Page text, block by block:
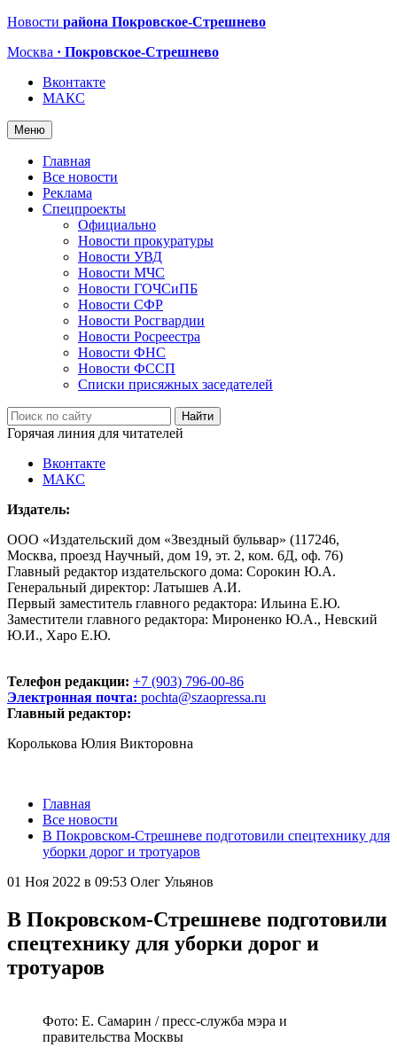
Новости района Покровское-Стрешнево
Москва · Покровское-Стрешнево
Вконтакте
МАКС
Меню
Главная
Все новости
Реклама
Спецпроекты
Официально
Новости прокуратуры
Новости УВД
Новости МЧС
Новости ГОЧСиПБ
Новости СФР
Новости Росгвардии
Новости Росреестра
Новости ФНС
Новости ФССП
Списки присяжных заседателей
Горячая линия для читателей
Вконтакте
МАКС
Издатель:
ООО «Издательский дом «Звездный бульвар» (117246,
Москва, проезд Научный, дом 19, эт. 2, ком. 6Д, оф. 76)
Главный редактор издательского дома: Сорокин Ю.А.
Генеральный директор: Латышев А.И.
Первый заместитель главного редактора: Ильина Е.Ю.
Заместители главного редактора: Мироненко Ю.А., Невский
Ю.И., Харо Е.Ю.
Телефон редакции: +7 (903) 796-00-86
Электронная почта: pochta@szaopressa.ru
Главный редактор:
Королькова Юлия Викторовна
Главная
Все новости
В Покровском-Стрешневе подготовили спецтехнику для
уборки дорог и тротуаров
01 Ноя 2022 в 09:53 Олег Ульянов
В Покровском-Стрешневе подготовили
спецтехнику для уборки дорог и
тротуаров
Фото: Е. Самарин / пресс-служба мэра и
правительства Москвы